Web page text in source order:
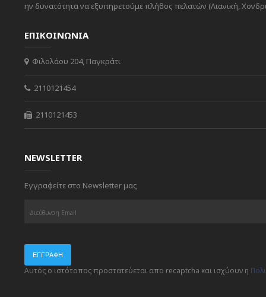
ην δυνατότητα να εξυπηρετούμε πλήθος πελατών (Λιανική,
ΕΠΙΚΟΙΝΩΝΙΑ
Φιλολάου 204, Παγκράτι
2110121454
2110121453
NEWSLETTER
Εγγραφείτε στο Newsletter μας
ΕΓΓΡΑΦΉ
Αυτός ο ιστότοπος προστατεύεται απο recaptcha και ισχύουν η